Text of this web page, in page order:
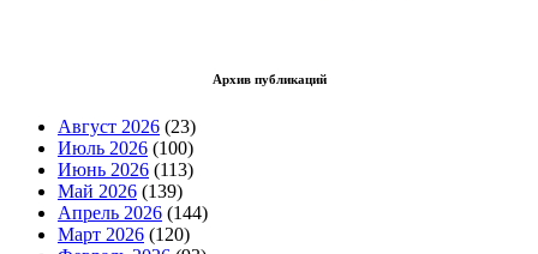
Архив публикаций
Август 2026 (23)
Июль 2026 (100)
Июнь 2026 (113)
Май 2026 (139)
Апрель 2026 (144)
Март 2026 (120)